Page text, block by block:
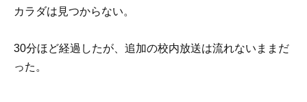
カラダは見つからない。
30分ほど経過したが、追加の校内放送は流れないままだ
った。